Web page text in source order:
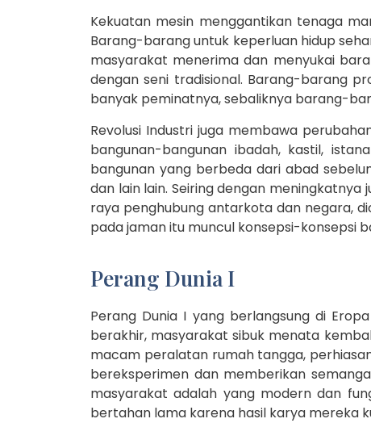
Kekuatan mesin menggantikan tenaga
Barang-barang untuk keperluan hidup
masyarakat menerima dan menyukai
dengan seni tradisional. Barang-barang
banyak peminatnya, sebaliknya barang-
Revolusi Industri juga membawa
bangunan-bangunan ibadah, kastil,
bangunan yang berbeda dari abad
dan lain lain. Seiring dengan
raya penghubung antarkota dan negara,
pada jaman itu muncul konsepsi-konsepsi
Perang Dunia I
Perang Dunia I yang berlangsung di
berakhir, masyarakat sibuk menata
macam peralatan rumah tangga,
bereksperimen dan memberikan
masyarakat adalah yang modern dan
bertahan lama karena hasil karya mereka